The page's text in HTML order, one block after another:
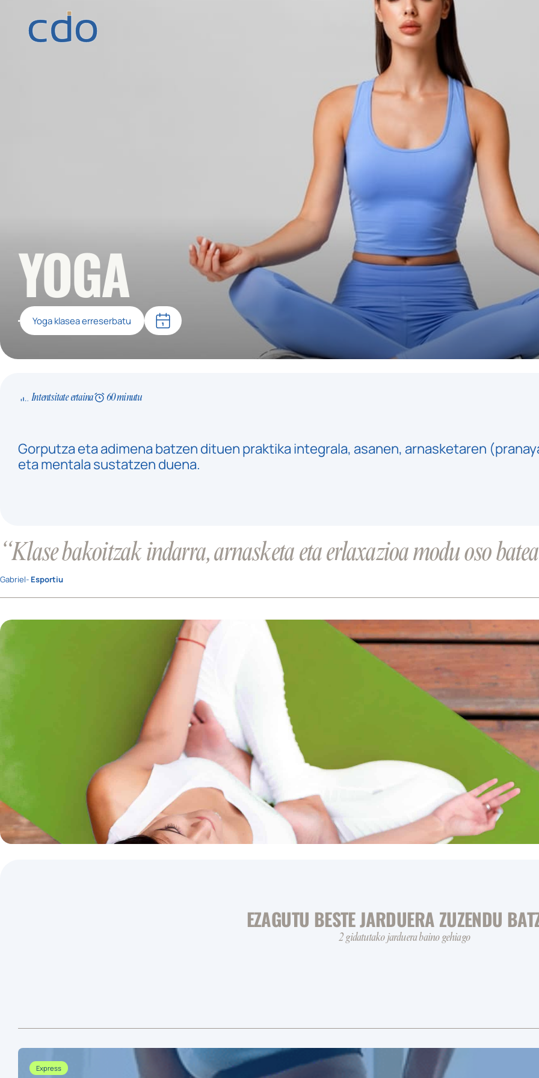
YOGA
Yoga klasea erreserbatu
Intentsitate ertaina 60 minutu
Gorputza eta adimena batzen dituen praktika integrala, asanen, arnasketaren
eta mentala sustatzen duena.
“Klase bakoitzak indarra, arnasketa eta erlaxazioa modu oso
Gabriel- Esportiu
EZAGUTU BESTE JARDUERA ZUZENDU
2 gidatutako jarduera baino gehiago
Express